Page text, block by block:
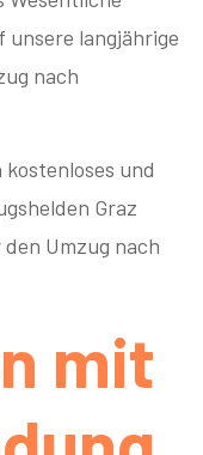
langjährige
nach
und
Graz
Umzug nach
mit